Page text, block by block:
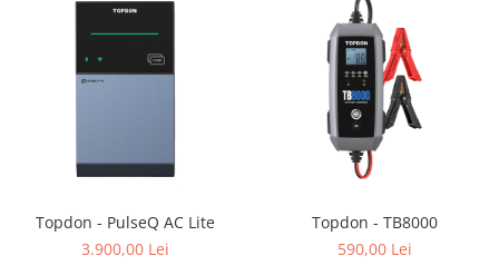
Topdon - PulseQ AC Lite
3.900,00 Lei
Topdon - TB8000
590,00 Lei